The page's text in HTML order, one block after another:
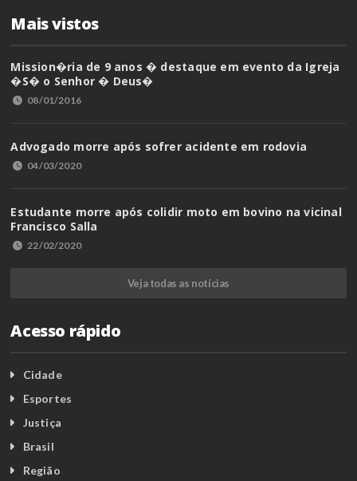
Mais vistos
Mission�ria de 9 anos � destaque em evento da Igreja
�S� o Senhor � Deus�
08/01/2016
Advogado morre após sofrer acidente em rodovia
04/03/2020
Estudante morre após colidir moto em bovino na vicinal
Francisco Salla
22/02/2020
Veja todas as notícias
Acesso rápido
Cidade
Esportes
Justiça
Brasil
Região